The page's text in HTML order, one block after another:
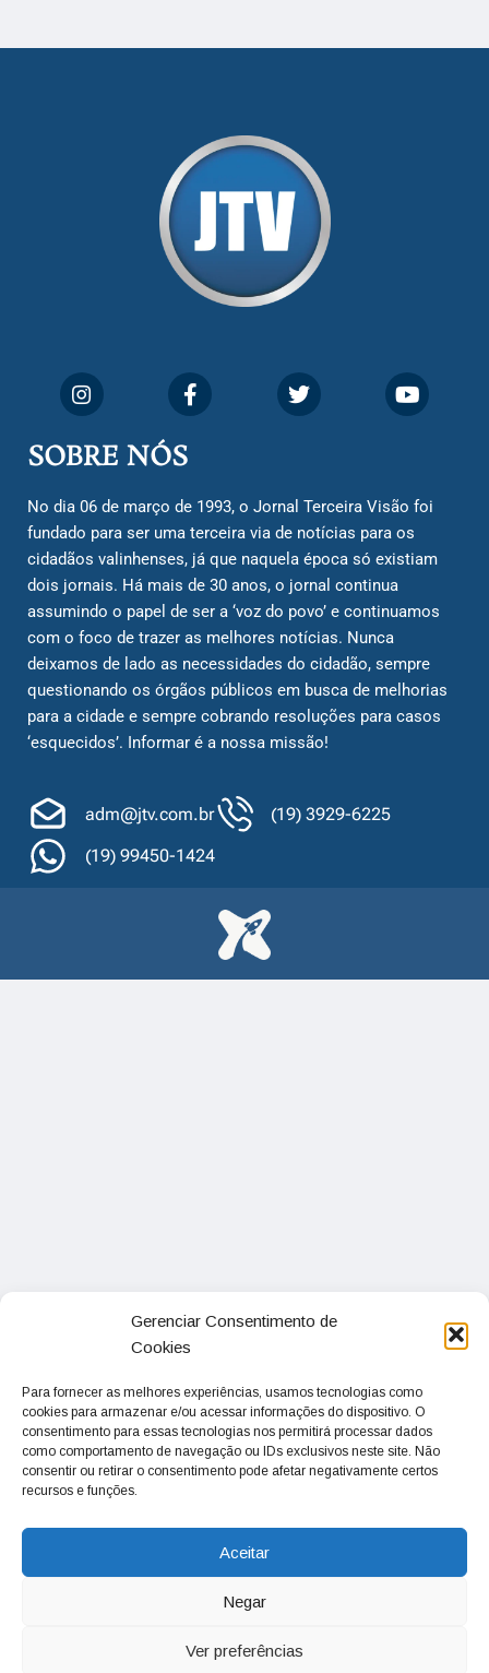
Gerenciar Consentimento de
Cookies
Para fornecer as melhores experiências, usamos tecnologias como
cookies para armazenar e/ou acessar informações do dispositivo. O
consentimento para essas tecnologias nos permitirá processar dados
como comportamento de navegação ou IDs exclusivos neste site. Não
consentir ou retirar o consentimento pode afetar negativamente certos
recursos e funções.
Aceitar
Negar
Ver preferências
SOBRE NÓS
No dia 06 de março de 1993, o Jornal Terceira Visão foi
fundado para ser uma terceira via de notícias para os
cidadãos valinhenses, já que naquela época só existiam
dois jornais. Há mais de 30 anos, o jornal continua
assumindo o papel de ser a ‘voz do povo’ e continuamos
com o foco de trazer as melhores notícias. Nunca
deixamos de lado as necessidades do cidadão, sempre
questionando os órgãos públicos em busca de melhorias
para a cidade e sempre cobrando resoluções para casos
‘esquecidos’. Informar é a nossa missão!
adm@jtv.com.br
(19) 3929-6225
(19) 99450-1424